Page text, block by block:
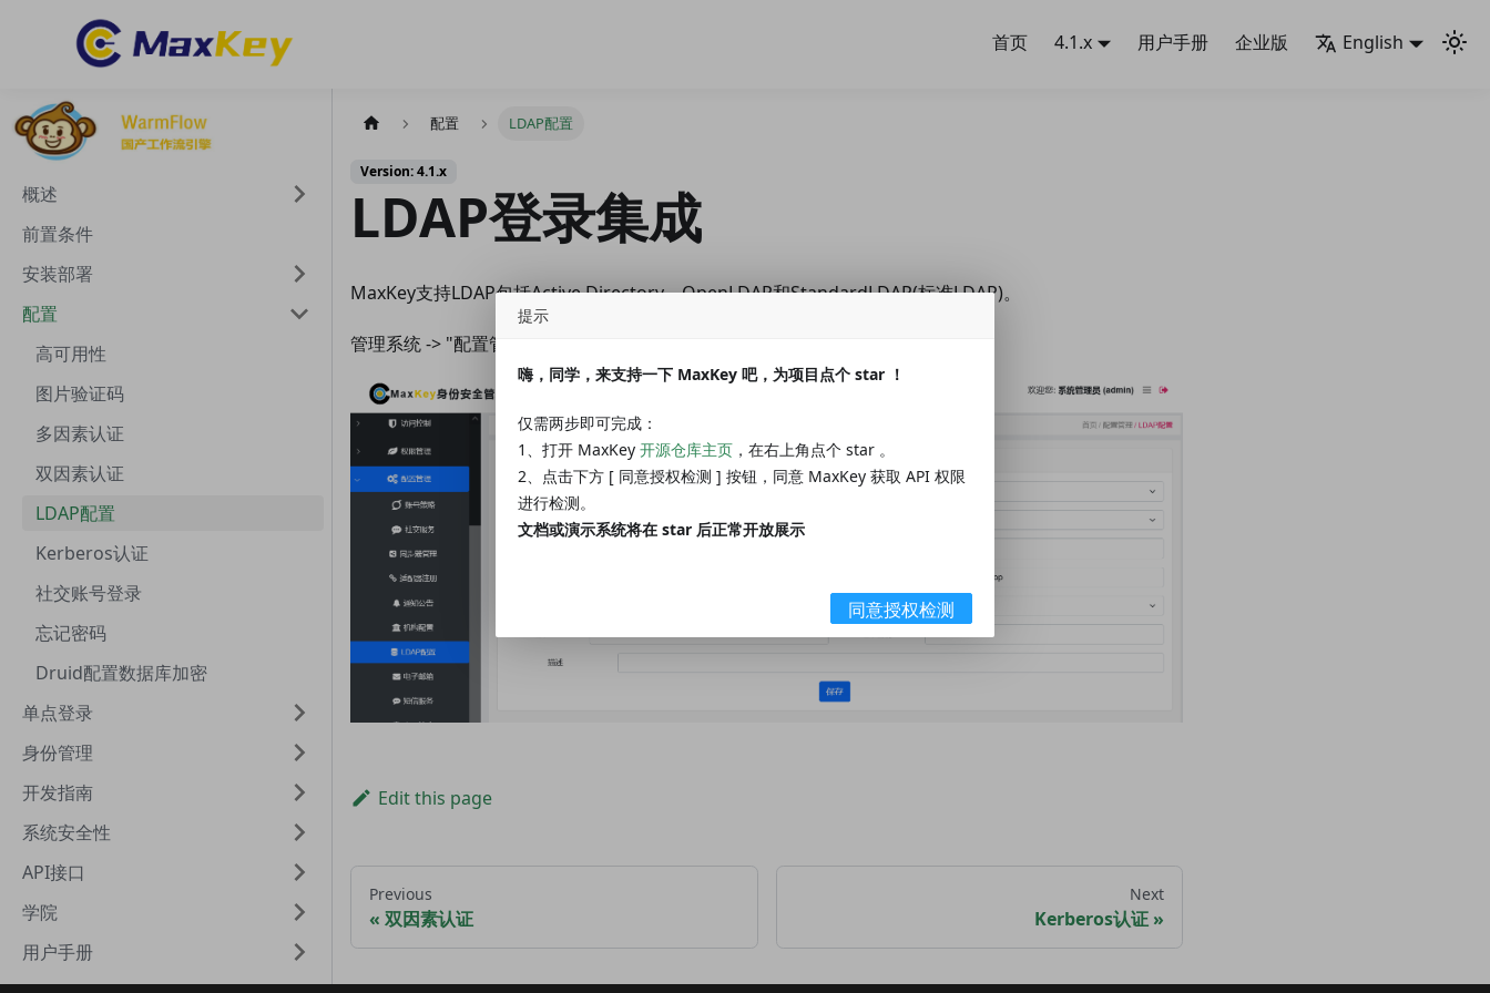
首页 4.1.x 用户手册 企业版 English
概述
前置条件
安装部署
配置
高可用性
图片验证码
多因素认证
双因素认证
LDAP配置
Kerberos认证
社交账号登录
忘记密码
Druid配置数据库加密
单点登录
身份管理
开发指南
系统安全性
API接口
学院
用户手册
配置 LDAP配置
Version: 4.1.x
LDAP登录集成
MaxKey支持LDAP包括Active Directory、OpenLDAP和StandardLDAP(标准LDAP)。
管理系统 -> "配置管理" -> "LDAP配置"
Edit this page
Previous
双因素认证
Next
Kerberos认证
提示
嗨，同学，来支持一下 MaxKey 吧，为项目点个 star ！
仅需两步即可完成：
1、打开 MaxKey 开源仓库主页 ，在右上角点个 star 。
2、点击下方 [ 同意授权检测 ] 按钮，同意 MaxKey 获取 API 权限
进行检测。
文档或演示系统将在 star 后正常开放展示
同意授权检测